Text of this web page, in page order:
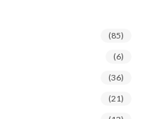
(85)
(6)
(36)
(21)